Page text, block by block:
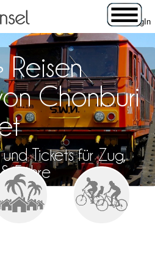
Reisen
Chonburi
Tickets für Zug,
Fähre